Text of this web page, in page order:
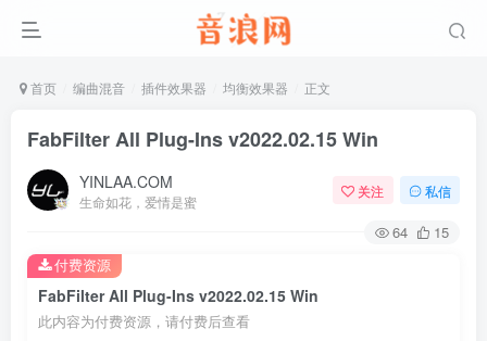
首页 编曲混音 插件效果器 均衡效果器 正文
FabFilter All Plug-Ins v2022.02.15 Win
YINLAA.COM
生命如花，爱情是蜜
关注 私信
64 15
FabFilter All Plug-Ins v2022.02.15 Win
此内容为付费资源，请付费后查看
付费资源